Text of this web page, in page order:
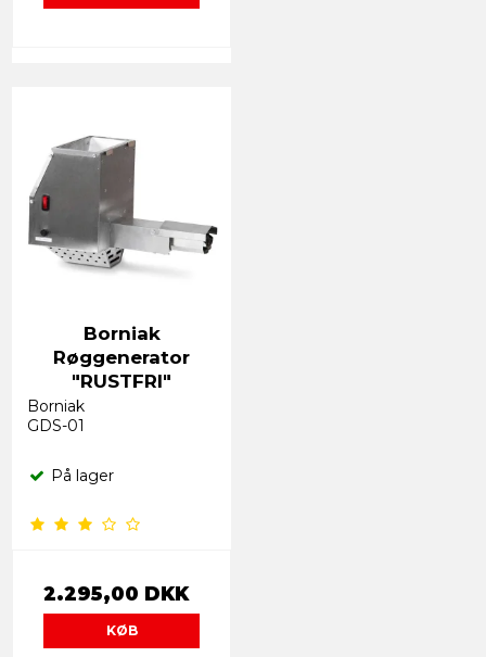
Borniak
Røggenerator
"RUSTFRI"
Borniak
GDS-01
På lager
2.295,00 DKK
KØB